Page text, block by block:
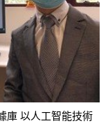
庫 以人工智能技術